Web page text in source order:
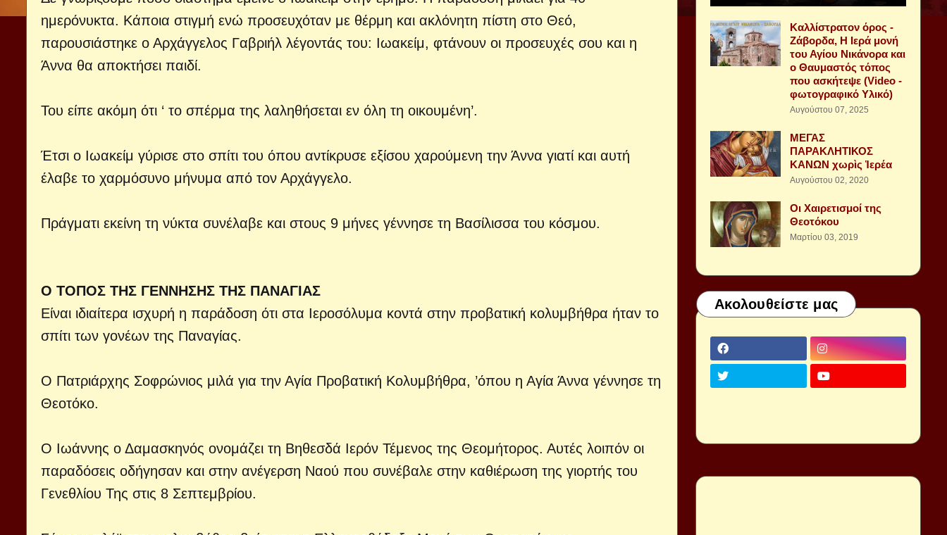
ημερόνυκτα. Κάποια στιγμή ενώ προσευχόταν με θέρμη και ακλόνητη πίστη στο Θεό,
παρουσιάστηκε ο Αρχάγγελος Γαβριήλ λέγοντάς του: Ιωακείμ, φτάνουν οι προσευχές σου και η
Άννα θα αποκτήσει παιδί.
Του είπε ακόμη ότι ‘ το σπέρμα της λαληθήσεται εν όλη τη οικουμένη’.
Έτσι ο Ιωακείμ γύρισε στο σπίτι του όπου αντίκρυσε εξίσου χαρούμενη την Άννα γιατί και αυτή
έλαβε το χαρμόσυνο μήνυμα από τον Αρχάγγελο.
Πράγματι εκείνη τη νύκτα συνέλαβε και στους 9 μήνες γέννησε τη Βασίλισσα του κόσμου.
Ο ΤΟΠΟΣ ΤΗΣ ΓΕΝΝΗΣΗΣ ΤΗΣ ΠΑΝΑΓΙΑΣ
Είναι ιδιαίτερα ισχυρή η παράδοση ότι στα Ιεροσόλυμα κοντά στην προβατική κολυμβήθρα ήταν το
σπίτι των γονέων της Παναγίας.
Ο Πατριάρχης Σοφρώνιος μιλά για την Αγία Προβατική Κολυμβήθρα, ’όπου η Αγία Άννα γέννησε τη
Θεοτόκο.
Ο Ιωάννης ο Δαμασκηνός ονομάζει τη Βηθεσδά Ιερόν Τέμενος της Θεομήτορος. Αυτές λοιπόν οι
παραδόσεις οδήγησαν και στην ανέγερση Ναού που συνέβαλε στην καθιέρωση της γιορτής του
Γενεθλίου Της στις 8 Σεπτεμβρίου.
Καλλίστρατον όρος -
Ζάβορδα, Η Ιερά μονή
του Αγίου Νικάνορα και
ο Θαυμαστός τόπος
που ασκήτεψε (Video -
φωτογραφικό Υλικό)
Αυγούστου 07, 2025
ΜΕΓΑΣ
ΠΑΡΑΚΛΗΤΙΚΟΣ
ΚΑΝΩΝ χωρὶς Ἱερέα
Αυγούστου 02, 2020
Οι Χαιρετισμοί της
Θεοτόκου
Μαρτίου 03, 2019
Ακολουθείστε μας